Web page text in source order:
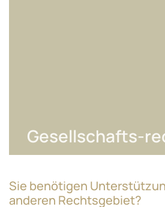
Gesellschafts-
Sie benötigen
anderen Rechtsgebiet?